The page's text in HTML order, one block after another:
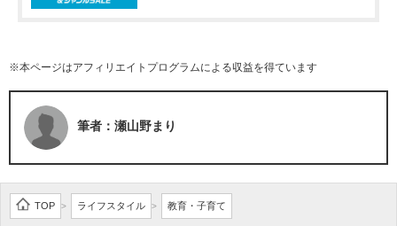
※本ページはアフィリエイトプログラムによる収益を得ています
筆者：瀬山野まり
TOP > ライフスタイル > 教育・子育て